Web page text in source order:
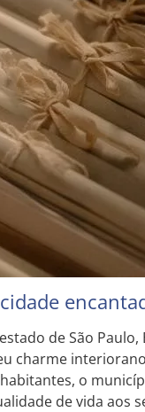
de São
charme
o
de vida aos